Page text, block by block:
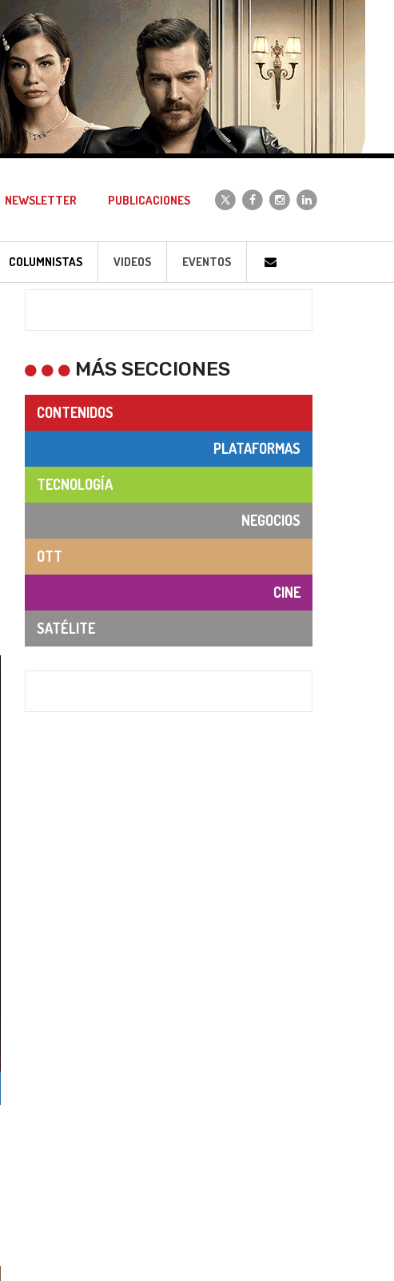
NEWSLETTER PUBLICACIONES
COLUMNISTAS VIDEOS EVENTOS
MÁS SECCIONES
CONTENIDOS
PLATAFORMAS
TECNOLOGÍA
NEGOCIOS
OTT
CINE
SATÉLITE